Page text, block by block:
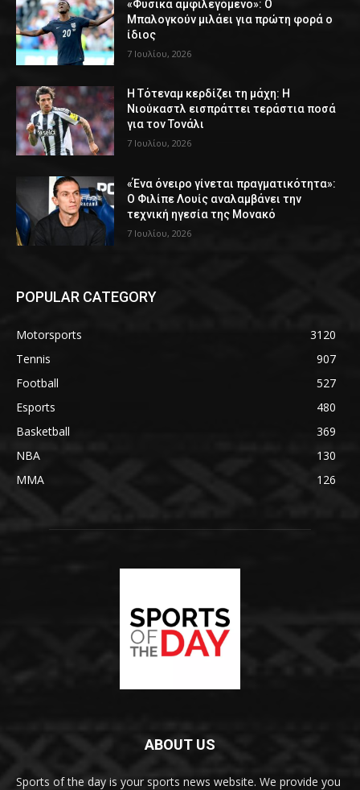
«Φυσικά αμφιλεγόμενο»: Ο
Μπαλογκούν μιλάει για πρώτη φορά ο
ίδιος
7 Ιουλίου, 2026
Η Τότεναμ κερδίζει τη μάχη: Η
Νιούκαστλ εισπράττει τεράστια ποσά
για τον Τονάλι
7 Ιουλίου, 2026
«Ένα όνειρο γίνεται πραγματικότητα»:
Ο Φιλίπε Λουίς αναλαμβάνει την
τεχνική ηγεσία της Μονακό
7 Ιουλίου, 2026
POPULAR CATEGORY
Motorsports
3120
Tennis
907
Football
527
Esports
480
Basketball
369
NBA
130
MMA
126
ABOUT US
Sports of the day is your sports news website. We provide you